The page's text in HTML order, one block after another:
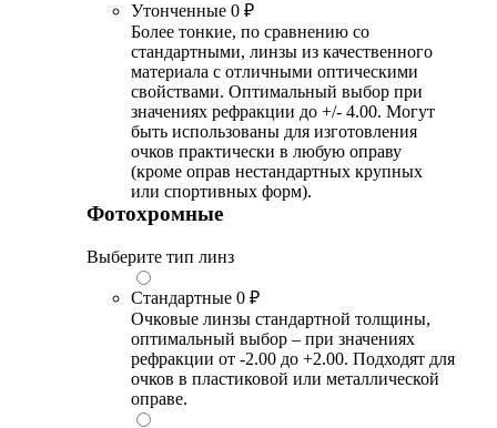
Утонченные 0 ₽
Более тонкие, по сравнению со
стандартными, линзы из качественного
материала с отличными оптическими
свойствами. Оптимальный выбор при
значениях рефракции до +/- 4.00. Могут
быть использованы для изготовления
очков практически в любую оправу
(кроме оправ нестандартных крупных
или спортивных форм).
Фотохромные
Выберите тип линз
Стандартные 0 ₽
Очковые линзы стандартной толщины,
оптимальный выбор – при значениях
рефракции от -2.00 до +2.00. Подходят для
очков в пластиковой или металлической
оправе.